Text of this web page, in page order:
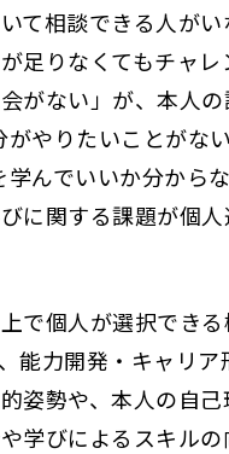
て相談できる人が
足りなくてもチャレ
がない」が、本人の
がやりたいことがな
学んでいいか分から
に関する課題が個
で個人が選択でき
能力開発・キャリア
姿勢や、本人の自
学びによるスキル